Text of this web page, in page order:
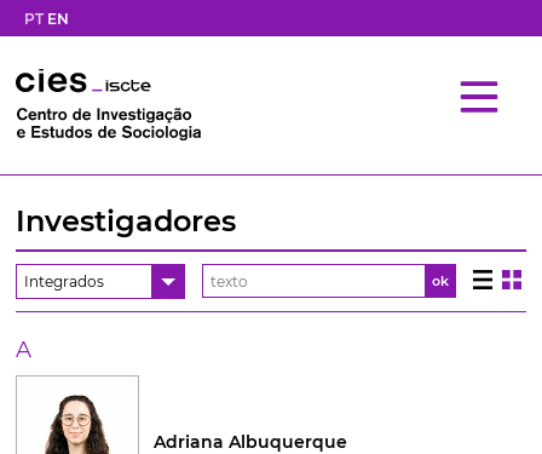
PT EN
Investigadores
Integrados ok
A
Adriana Albuquerque